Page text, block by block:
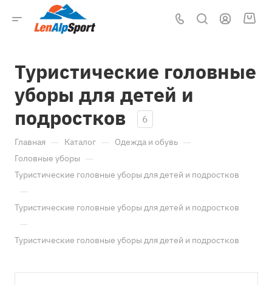
Туристические головные
уборы для детей и
подростков
6
Главная — Каталог — Одежда и обувь —
Головные уборы —
Туристические головные уборы для детей и подростков
—
Туристические головные уборы для детей и подростков
—
Туристические головные уборы для детей и подростков